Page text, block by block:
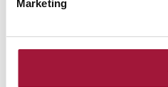
Marketing